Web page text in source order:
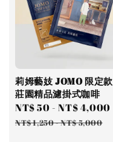
莉姆藝妓 JOMO 限定款
莊園精品濾掛式咖啡
Sale
price
NT$ 50 -NT$ 4,000
NT$ 1,250-NT$ 5,000